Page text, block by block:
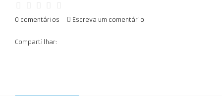
0 comentários Escreva um comentário
Compartilhar: